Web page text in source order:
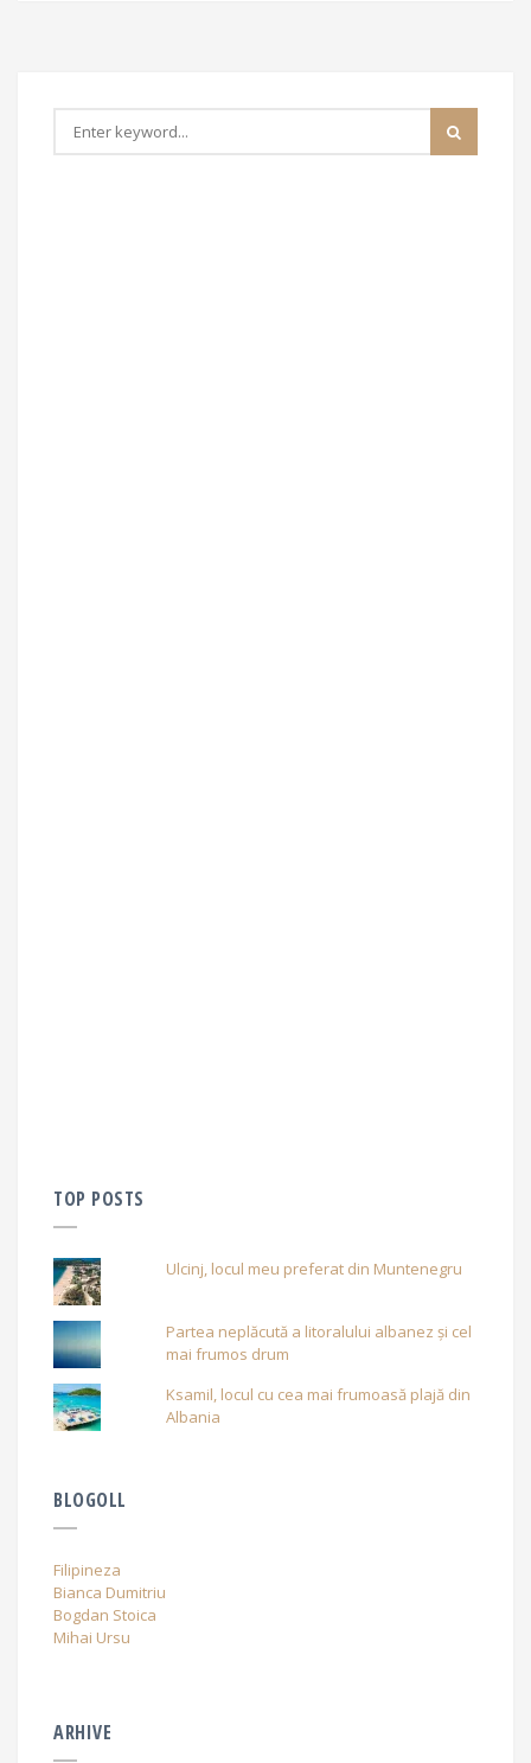
TOP POSTS
Ulcinj, locul meu preferat din Muntenegru
Partea neplăcută a litoralului albanez și cel
mai frumos drum
Ksamil, locul cu cea mai frumoasă plajă din
Albania
BLOGOLL
Filipineza
Bianca Dumitriu
Bogdan Stoica
Mihai Ursu
ARHIVE